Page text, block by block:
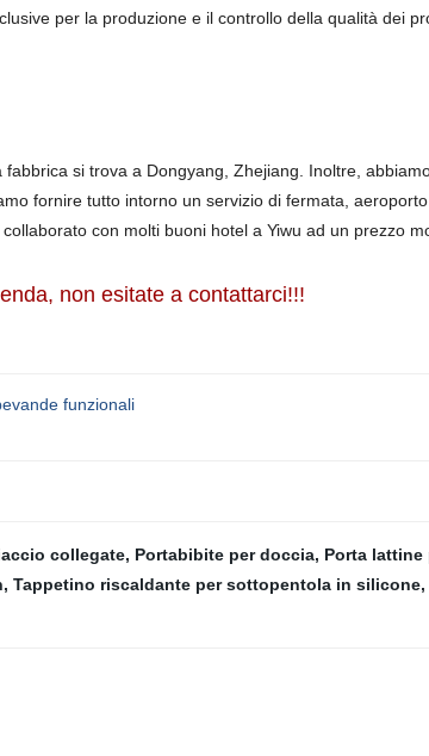
per la produzione e il controllo della qualità dei
si trova a Dongyang, Zhejiang. Inoltre,
fornire tutto intorno un servizio di fermata,
con molti buoni hotel a Yiwu ad un prezzo
non esitate a contattarci!!!
funzionali
collegate, Portabibite per doccia, Porta lattine
, Tappetino riscaldante per sottopentola in silicone,